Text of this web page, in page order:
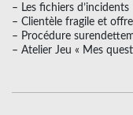
– Les fichiers d’incidents
– Clientèle fragile et
– Procédure
– Atelier Jeu « Mes